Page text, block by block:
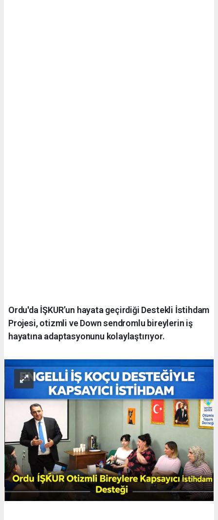
Ordu'da İŞKUR’un hayata geçirdiği Destekli İstihdam
Projesi, otizmli ve Down sendromlu bireylerin iş
hayatına adaptasyonunu kolaylaştırıyor.